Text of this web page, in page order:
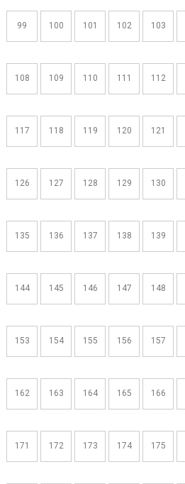
99 100 101 102 103
108 109 110 111 112
117 118 119 120 121
126 127 128 129 130
135 136 137 138 139
144 145 146 147 148
153 154 155 156 157
162 163 164 165 166
171 172 173 174 175